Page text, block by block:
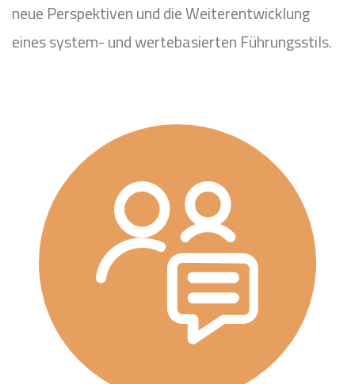
neue Perspektiven und die Weiterentwicklung
eines system- und wertebasierten Führungsstils.